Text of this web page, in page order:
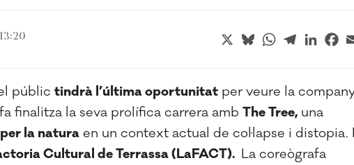
X BlueskyWhatsApp
Telegram
públic tindrà l’última oportunitat per veure la
finalitza la seva prolífica carrera amb The Tree, una
la natura en un context actual de col·lapse i distopia.
Cultural de Terrassa (LaFACT). La coreògrafa